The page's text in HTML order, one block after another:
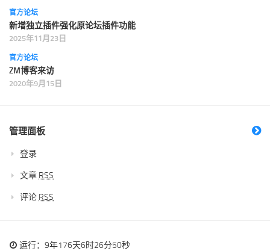
官方论坛
新增独立插件强化原论坛插件功能
2025年11月23日
官方论坛
ZM博客来访
2020年9月15日
管理面板
登录
文章 RSS
评论 RSS
运行：9年176天6时26分50秒